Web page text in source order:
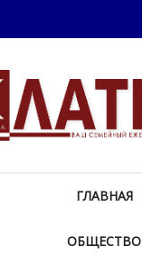
ГЛАВНАЯ
ОБЩЕСТВО